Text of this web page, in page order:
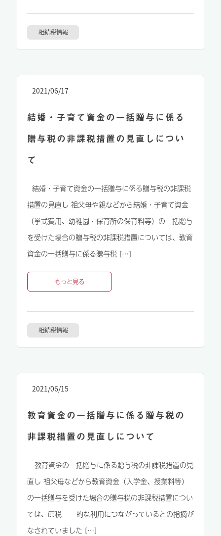
相続税情報
2021/06/17
結婚・子育て資金の一括贈与に係る
贈与税の非課税措置の見直しについ
て
結婚・子育て資金の一括贈与に係る贈与税の非課税
措置の見直し 祖父母や親などから結婚・子育て資金
（挙式費用、幼稚園・保育所の保育料等）の一括贈与
を受けた場合の贈与税の非課税措置については、教育
資金の一括贈与に係る贈与税 […]
もっと見る
相続税情報
2021/06/15
教育資金の一括贈与に係る贈与税の
非課税措置の見直しについて
教育資金の一括贈与に係る贈与税の非課税措置の見
直し 祖父母などから教育資金（入学金、授業料等）
の一括贈与を受けた場合の贈与税の非課税措置につい
ては、節税 的な利用につながっているとの指摘が
なされていました […]